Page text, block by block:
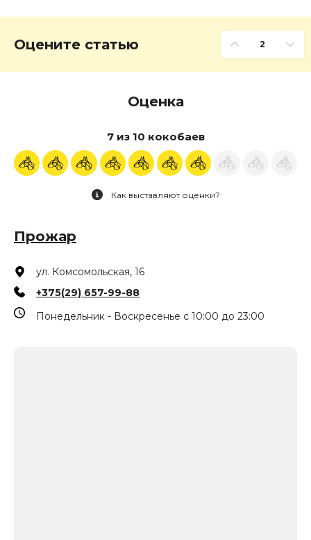
Оцените статью 2
Оценка
7 из 10 кокобаев
Как выставляют оценки?
Прожар
ул. Комсомольская, 16
+375(29) 657-99-88
Понедельник - Воскресенье с 10:00 до 23:00